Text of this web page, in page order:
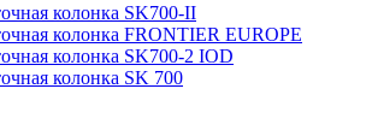
колонка SK700-II
колонка FRONTIER EUROPE
колонка SK700-2 IOD
колонка SK 700